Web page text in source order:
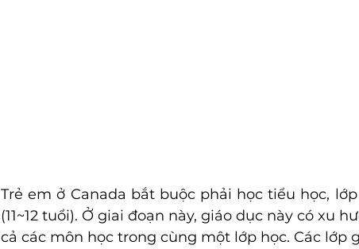
Trẻ em ở Canada bắt buộc phải học tiểu học,
(11~12 tuổi). Ở giai đoạn này, giáo dục này có xu
cả các môn học trong cùng một lớp học. Các lớp